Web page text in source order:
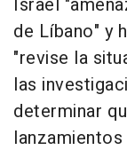
Israel
de Líbano" y
"revise la
las
determinar